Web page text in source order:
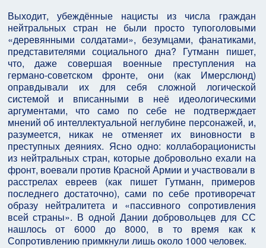
Выходит, убеждённые нацисты из числа граждан
нейтральных стран не были просто тупоголовыми
«деревянными солдатами», безумцами, фанатиками,
представителями социального дна? Гутманн пишет,
что, даже совершая военные преступления на
германо-советском фронте, они (как Имерслюнд)
оправдывали их для себя сложной логической
системой и вписанными в неё идеологическими
аргументами, что само по себе не подтверждает
мнений об интеллектуальной неглубине персонажей, и,
разумеется, никак не отменяет их виновности в
преступных деяниях. Ясно одно: коллаборационисты
из нейтральных стран, которые добровольно ехали на
фронт, воевали против Красной Армии и участвовали в
расстрелах евреев (как пишет Гутманн, примеров
последнего достаточно), сами по себе противоречат
образу нейтралитета и «пассивного сопротивления
всей страны». В одной Дании добровольцев для СС
нашлось от 6000 до 8000, в то время как к
Сопротивлению примкнули лишь около 1000 человек.